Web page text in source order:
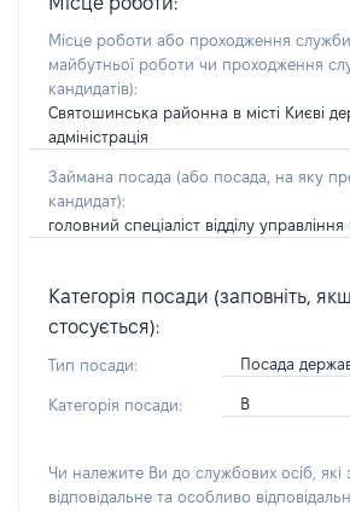
Місце роботи або проходження служби
майбутньої роботи чи проходження
кандидатів):
Святошинська районна в місті Києві
адміністрація
Займана посада (або посада, на яку
кандидат):
головний спеціаліст відділу
Категорія посади (заповніть,
стосується):
Тип посади: Посада
Категорія посади: В
Чи належите Ви до службових осіб, які
відповідальне та особливо